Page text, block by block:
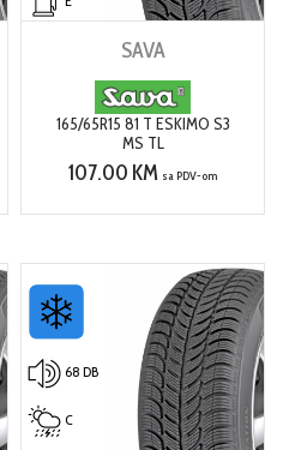
SAVA
165/65R15 81 T ESKIMO S3
MS TL
107.00 KM sa PDV-om
68 DB
C